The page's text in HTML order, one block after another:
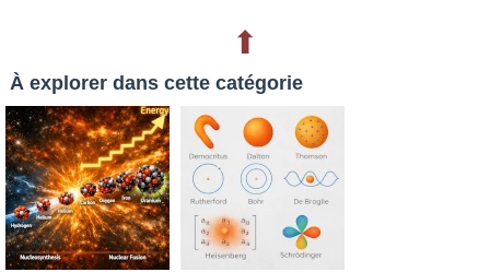
⬆
À explorer dans cette catégorie